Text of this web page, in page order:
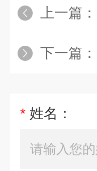
上一篇：
下一篇：
* 姓名：